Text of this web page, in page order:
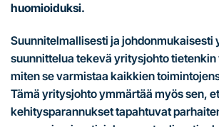
huomioiduksi.
Suunnitelmallisesti ja johdonmukaisesti
suunnittelua tekevä yritysjohto tietenkin
miten se varmistaa kaikkien
Tämä yritysjohto ymmärtää myös sen,
kehitysparannukset tapahtuvat